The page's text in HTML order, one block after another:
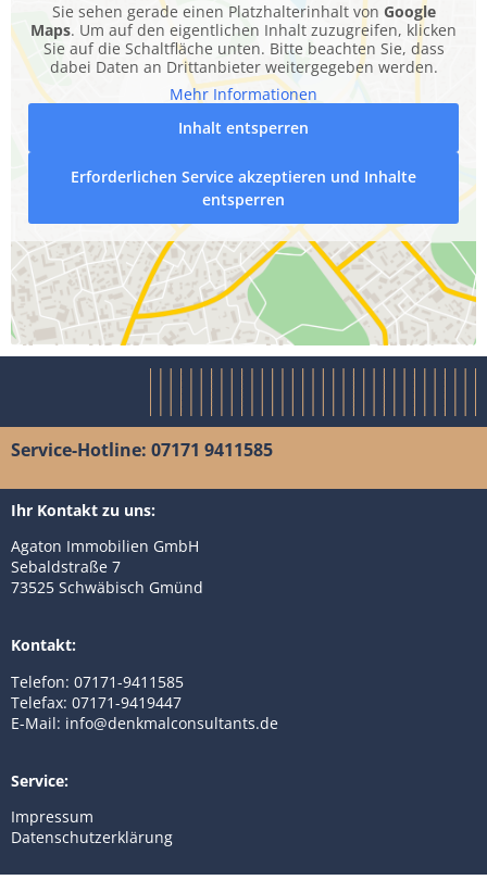
Sie sehen gerade einen Platzhalterinhalt von Google
Maps. Um auf den eigentlichen Inhalt zuzugreifen, klicken
Sie auf die Schaltfläche unten. Bitte beachten Sie, dass
dabei Daten an Drittanbieter weitergegeben werden.
Mehr Informationen
Inhalt entsperren
Erforderlichen Service akzeptieren und Inhalte
entsperren
Service-Hotline: 07171 9411585
Ihr Kontakt zu uns:
Agaton Immobilien GmbH
Sebaldstraße 7
73525 Schwäbisch Gmünd
Kontakt:
Telefon: 07171-9411585
Telefax: 07171-9419447
E-Mail: info@denkmalconsultants.de
Service:
Impressum
Datenschutzerklärung